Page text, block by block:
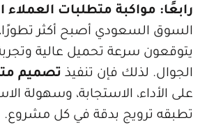
متطلبات العملاء الجدد
أصبح أكثر تطورًا، والعملاء
تحميل عالية وتجربة متجاوبة
فإن تنفيذ تصميم متاجر زد
الاستجابة، وسهولة الاستخدام،
بدقة في كل مشروع.